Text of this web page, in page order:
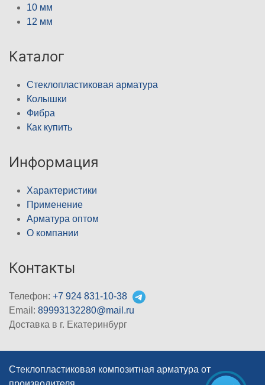
10 мм
12 мм
Каталог
Стеклопластиковая арматура
Колышки
Фибра
Как купить
Информация
Характеристики
Применение
Арматура оптом
О компании
Контакты
Телефон: +7 924 831-10-38
Email: 89993132280@mail.ru
Доставка в г. Екатеринбург
Стеклопластиковая композитная арматура от